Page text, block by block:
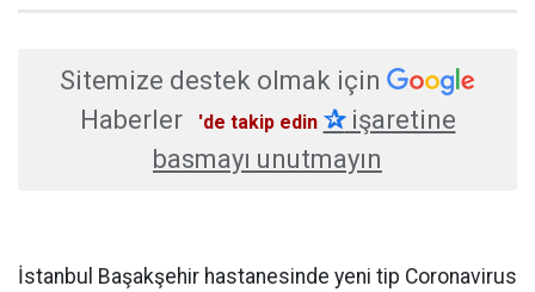
Sitemize destek olmak için
Haberler
'de takip edin ✰işaretine
basmayı unutmayın
İstanbul Başakşehir hastanesinde yeni tip Coronavirus